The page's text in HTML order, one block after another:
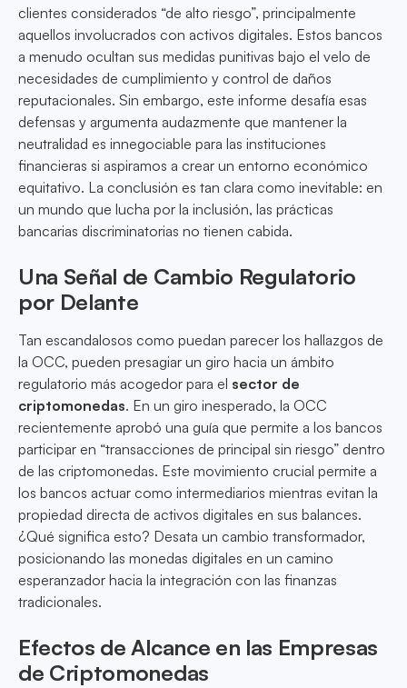
clientes considerados “de alto riesgo”, principalmente
aquellos involucrados con activos digitales. Estos bancos
a menudo ocultan sus medidas punitivas bajo el velo de
necesidades de cumplimiento y control de daños
reputacionales. Sin embargo, este informe desafía esas
defensas y argumenta audazmente que mantener la
neutralidad es innegociable para las instituciones
financieras si aspiramos a crear un entorno económico
equitativo. La conclusión es tan clara como inevitable: en
un mundo que lucha por la inclusión, las prácticas
bancarias discriminatorias no tienen cabida.
Una Señal de Cambio Regulatorio
por Delante
Tan escandalosos como puedan parecer los hallazgos de
la OCC, pueden presagiar un giro hacia un ámbito
regulatorio más acogedor para el sector de
criptomonedas. En un giro inesperado, la OCC
recientemente aprobó una guía que permite a los bancos
participar en “transacciones de principal sin riesgo” dentro
de las criptomonedas. Este movimiento crucial permite a
los bancos actuar como intermediarios mientras evitan la
propiedad directa de activos digitales en sus balances.
¿Qué significa esto? Desata un cambio transformador,
posicionando las monedas digitales en un camino
esperanzador hacia la integración con las finanzas
tradicionales.
Efectos de Alcance en las Empresas
de Criptomonedas